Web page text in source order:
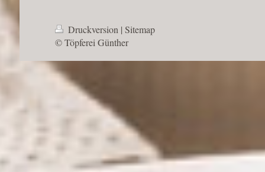
Druckversion | Sitemap
© Töpferei Günther